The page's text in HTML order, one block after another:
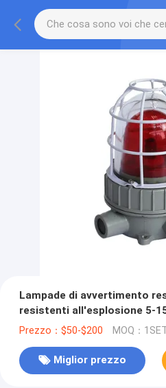
Lampade di avvertimento
resistenti all'esplosione 5-
con classificazione IP65
Prezzo：$50-$200 MOQ：
Miglior prezzo